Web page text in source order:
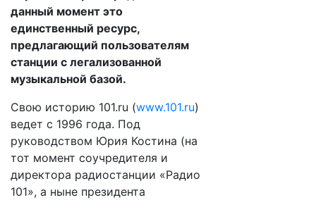
данный момент это
единственный ресурс,
предлагающий пользователям
станции с легализованной
музыкальной базой.
Свою историю 101.ru (www.101.ru)
ведет с 1996 года. Под
руководством Юрия Костина (на
тот момент соучредителя и
директора радиостанции «Радио
101», а ныне президента